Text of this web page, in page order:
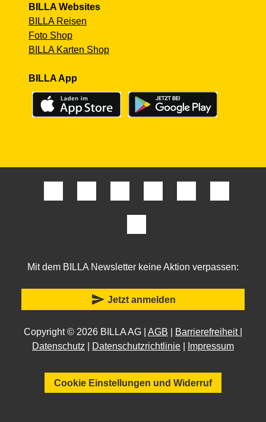
BILLA Websites
BILLA Reisen
Foto Shop
BILLA Karten Shop
BILLA App
Mit dem BILLA Newsletter keine Aktion verpassen:
send Jetzt anmelden
Copyright © 2026 BILLA AG | AGB Barrierefreiheit
Datenschutz
Datenschutzrichtlinie Impressum
Cookie Einstellungen und Widerruf